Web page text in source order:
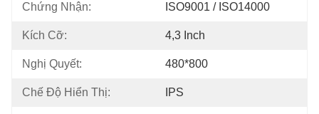
Chứng Nhận: ISO9001 / ISO14000
Kích Cỡ: 4,3 Inch
Nghị Quyết: 480*800
Chế Độ Hiển Thị: IPS